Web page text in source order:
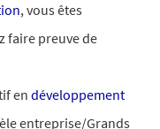
, vous êtes
faire preuve de
en développement
entreprise/Grands